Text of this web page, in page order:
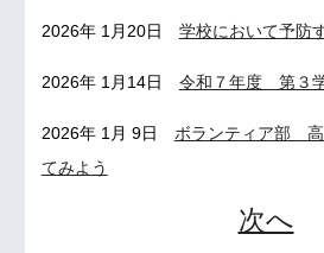
2026年 1月20日 学校において予防
2026年 1月14日 令和７年度 第３
2026年 1月 9日 ボランティア部 高
てみよう
次へ